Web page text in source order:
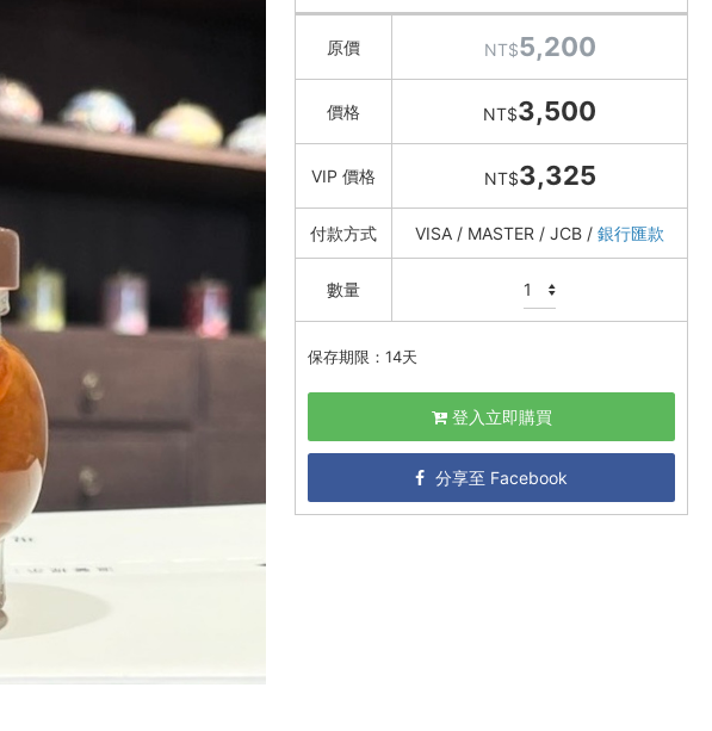
原價 NT$5,200
價格 NT$3,500
VIP 價格 NT$3,325
付款方式 VISA / MASTER / JCB / 銀行匯款
數量
保存期限：14天
登入立即購買
分享至 Facebook